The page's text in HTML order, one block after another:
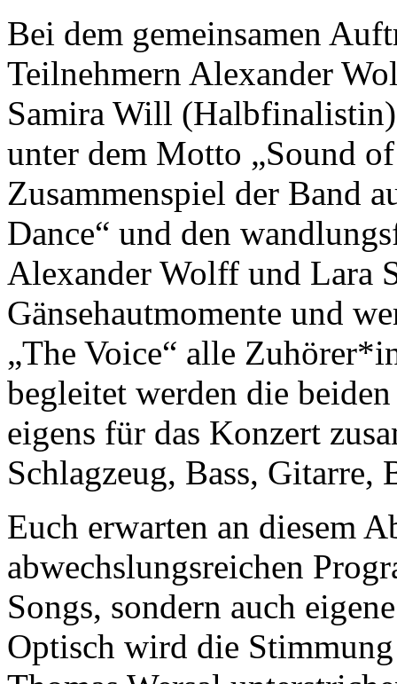
Bei dem gemeinsamen
Teilnehmern Alexander
Samira Will
unter dem Motto „Sound
Zusammenspiel der Band
Dance“ und den
Alexander Wolff und Lara
Gänsehautmomente und
„The Voice“ alle
begleitet werden die
eigens für das Konzert
Schlagzeug, Bass, Gitarre,
Euch erwarten an diesem
abwechslungsreichen
Songs, sondern auch
Optisch wird die